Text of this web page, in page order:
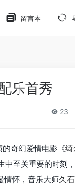
留言本
乐首秀
23
的奇幻爱情电影《绮
中至关重要的时刻
情怀，音乐大师久